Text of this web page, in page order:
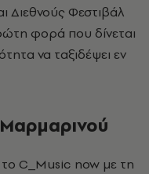
Διεθνούς Φεστιβάλ
φορά που δίνεται
να ταξιδέψει εν
C_Music now με τη